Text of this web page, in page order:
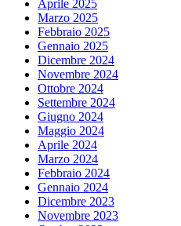
Aprile 2025
Marzo 2025
Febbraio 2025
Gennaio 2025
Dicembre 2024
Novembre 2024
Ottobre 2024
Settembre 2024
Giugno 2024
Maggio 2024
Aprile 2024
Marzo 2024
Febbraio 2024
Gennaio 2024
Dicembre 2023
Novembre 2023